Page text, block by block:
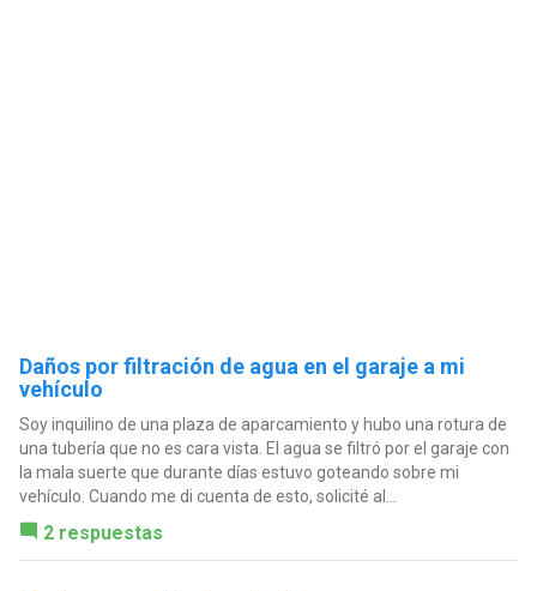
Daños por filtración de agua en el garaje a mi
vehículo
Soy inquilino de una plaza de aparcamiento y hubo una rotura de
una tubería que no es cara vista. El agua se filtró por el garaje con
la mala suerte que durante días estuvo goteando sobre mi
vehículo. Cuando me di cuenta de esto, solicité al...
2 respuestas